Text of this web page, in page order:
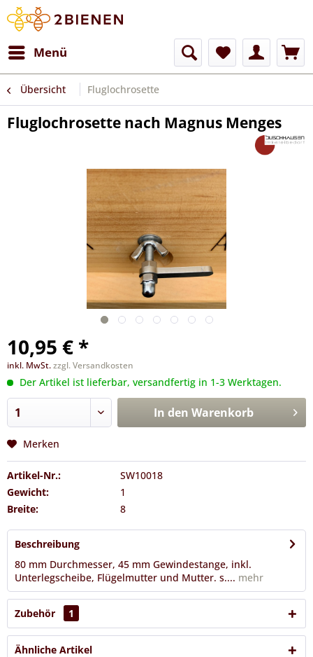
Menü
Übersicht Fluglochrosette
Fluglochrosette nach Magnus Menges
10,95 € *
inkl. MwSt.zzgl. Versandkosten
Der Artikel ist lieferbar, versandfertig in 1-3 Werktagen.
In den Warenkorb
Merken
Artikel-Nr.:
SW10018
Gewicht:
1
Breite:
8
Beschreibung
80 mm Durchmesser, 45 mm Gewindestange, inkl.
Unterlegscheibe, Flügelmutter und Mutter. s.... mehr
Zubehör 1
Ähnliche Artikel